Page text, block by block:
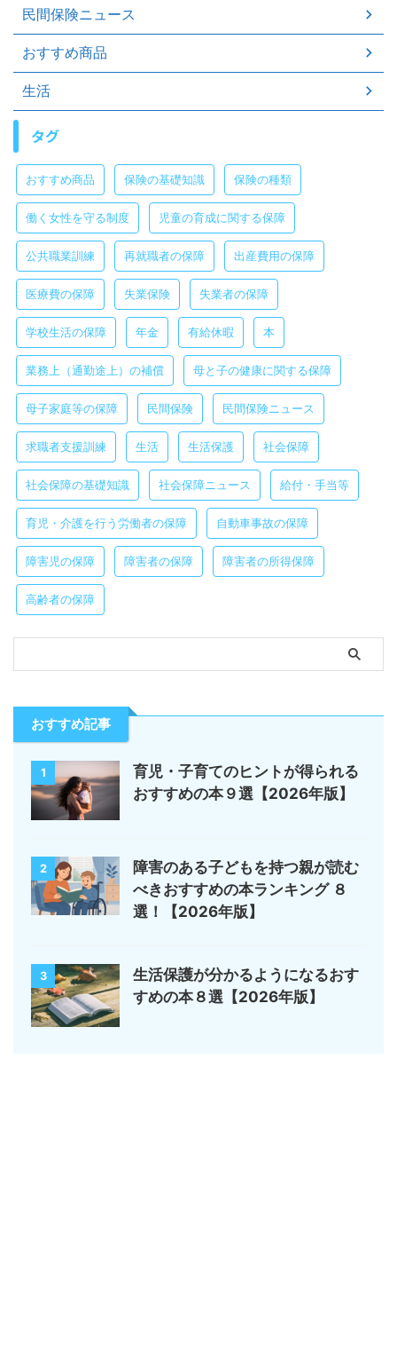
民間保険ニュース
おすすめ商品
生活
タグ
おすすめ商品 保険の基礎知識 保険の種類
働く女性を守る制度 児童の育成に関する保障
公共職業訓練 再就職者の保障 出産費用の保障
医療費の保障 失業保険 失業者の保障
学校生活の保障 年金 有給休暇 本
業務上（通勤途上）の補償 母と子の健康に関する保障
母子家庭等の保障 民間保険 民間保険ニュース
求職者支援訓練 生活 生活保護 社会保障
社会保障の基礎知識 社会保障ニュース 給付・手当等
育児・介護を行う労働者の保障 自動車事故の保障
障害児の保障 障害者の保障 障害者の所得保障
高齢者の保障
おすすめ記事
1
育児・子育てのヒントが得られる
おすすめの本９選【2026年版】
2
障害のある子どもを持つ親が読む
べきおすすめの本ランキング ８
選！【2026年版】
3
生活保護が分かるようになるおす
すめの本８選【2026年版】